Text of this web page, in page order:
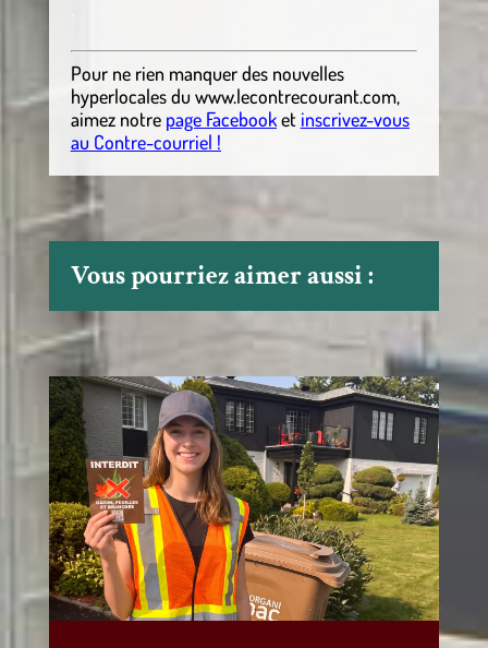
Pour ne rien manquer des nouvelles
hyperlocales du www.lecontrecourant.com,
aimez notre page Facebooket inscrivez-vous
au Contre-courriel !
Vous pourriez aimer aussi :